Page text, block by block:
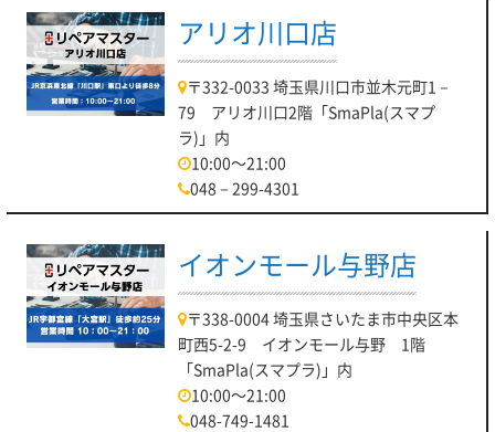
アリオ川口店
〒332-0033 埼玉県川口市並木元町1－
79 アリオ川口2階「SmaPla(スマプ
ラ)」内
10:00～21:00
048－299-4301
イオンモール与野店
〒338-0004 埼玉県さいたま市中央区本
町西5-2-9 イオンモール与野 1階
「SmaPla(スマプラ)」内
10:00～21:00
048-749-1481